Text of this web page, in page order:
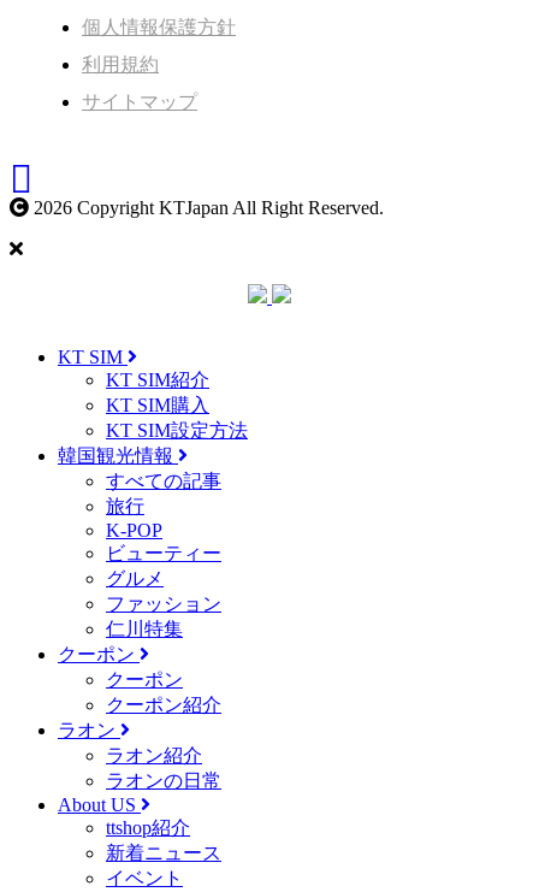
個人情報保護方針
利用規約
サイトマップ
2026 Copyright KTJapan All Right Reserved.
KT SIM
KT SIM紹介
KT SIM購入
KT SIM設定方法
韓国観光情報
すべての記事
旅行
K-POP
ビューティー
グルメ
ファッション
仁川特集
クーポン
クーポン
クーポン紹介
ラオン
ラオン紹介
ラオンの日常
About US
ttshop紹介
新着ニュース
イベント